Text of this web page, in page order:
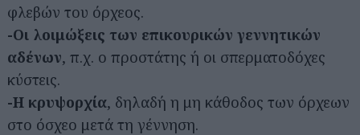
φλεβών του όρχεος.
-Οι λοιμώξεις των επικουρικών γεννητικών
αδένων, π.χ. ο προστάτης ή οι σπερματοδόχες
κύστεις.
-Η κρυψορχία, δηλαδή η μη κάθοδος των όρχεων
στο όσχεο μετά τη γέννηση.